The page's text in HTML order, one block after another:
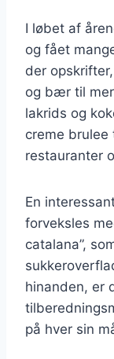
I løbet af
og fået
der
og bær til
lakrids og
creme
restauranter
En
forveksles
catalana”,
hinanden, er
på hver sin